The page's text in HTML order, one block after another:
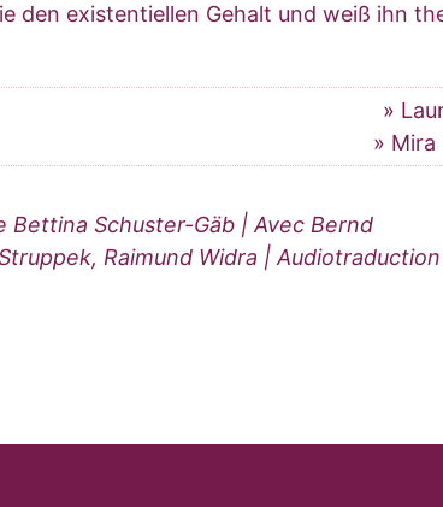
den existentiellen Gehalt und weiß ihn
»
» Mira
Bettina Schuster-Gäb | Avec Bernd
Raimund Widra |